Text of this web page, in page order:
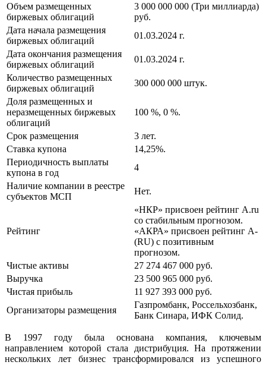
Объем размещенных
биржевых облигаций
3 000 000 000 (Три миллиарда)
руб.
Дата начала размещения
биржевых облигаций
01.03.2024 г.
Дата окончания размещения
биржевых облигаций
01.03.2024 г.
Количество размещенных
биржевых облигаций
300 000 000 штук.
Доля размещенных и
неразмещенных биржевых
облигаций
100 %, 0 %.
Срок размещения
3 лет.
Ставка купона
14,25%.
Периодичность выплаты
купона в год
4
Наличие компании в реестре
субъектов МСП
Нет.
Рейтинг
«НКР» присвоен рейтинг A.ru
со стабильным прогнозом.
«АКРА» присвоен рейтинг А-
(RU) с позитивным
прогнозом.
Чистые активы
27 274 467 000 руб.
Выручка
23 500 965 000 руб.
Чистая прибыль
11 927 393 000 руб.
Организаторы размещения
Газпромбанк, Россельхозбанк,
Банк Синара, ИФК Солид.
В 1997 году была основана компания, ключевым
направлением которой стала дистрибуция. На протяжении
нескольких лет бизнес трансформировался из успешного